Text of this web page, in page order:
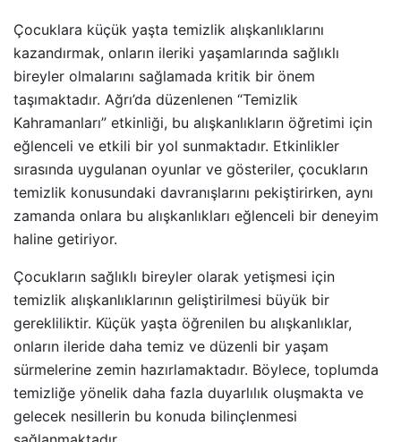
Çocuklara küçük yaşta temizlik alışkanlıklarını
kazandırmak, onların ileriki yaşamlarında sağlıklı
bireyler olmalarını sağlamada kritik bir önem
taşımaktadır. Ağrı’da düzenlenen “Temizlik
Kahramanları” etkinliği, bu alışkanlıkların öğretimi için
eğlenceli ve etkili bir yol sunmaktadır. Etkinlikler
sırasında uygulanan oyunlar ve gösteriler, çocukların
temizlik konusundaki davranışlarını pekiştirirken, aynı
zamanda onlara bu alışkanlıkları eğlenceli bir deneyim
haline getiriyor.
Çocukların sağlıklı bireyler olarak yetişmesi için
temizlik alışkanlıklarının geliştirilmesi büyük bir
gerekliliktir. Küçük yaşta öğrenilen bu alışkanlıklar,
onların ileride daha temiz ve düzenli bir yaşam
sürmelerine zemin hazırlamaktadır. Böylece, toplumda
temizliğe yönelik daha fazla duyarlılık oluşmakta ve
gelecek nesillerin bu konuda bilinçlenmesi